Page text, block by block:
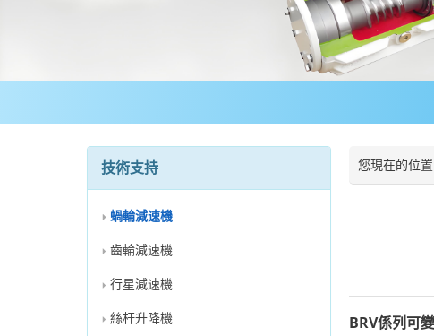
技術支持
蝸輪減速機
齒輪減速機
行星減速機
絲杆升降機
您現在的位置
BRV係列可